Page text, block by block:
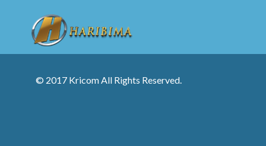
© 2017 Kricom All Rights Reserved.